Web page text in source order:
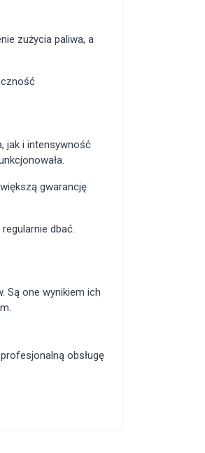
zużycia paliwa, a
jak i intensywność
gwarancję
dbać.
Są one wynikiem ich
obsługę